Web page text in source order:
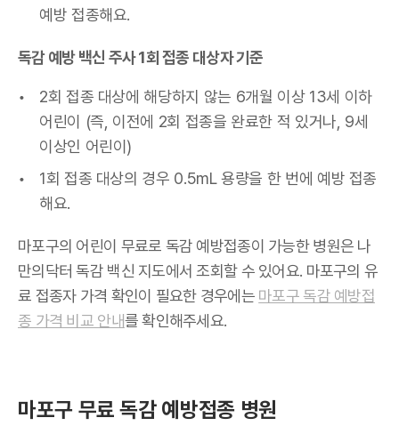
예방 접종해요.
독감 예방 백신 주사 1회 접종 대상자 기준
2회 접종 대상에 해당하지 않는 6개월 이상 13세 이하
어린이 (즉, 이전에 2회 접종을 완료한 적 있거나, 9세
이상인 어린이)
1회 접종 대상의 경우 0.5mL 용량을 한 번에 예방 접종
해요.
마포구의 어린이 무료로 독감 예방접종이 가능한 병원은 나
만의닥터 독감 백신 지도에서 조회할 수 있어요. 마포구의 유
료 접종자 가격 확인이 필요한 경우에는 마포구 독감 예방접
종 가격 비교 안내를 확인해주세요.
마포구 무료 독감 예방접종 병원